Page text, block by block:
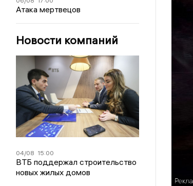
Атака мертвецов
Новости компаний
04/08 15:00
ВТБ поддержал строительство
новых жилых домов